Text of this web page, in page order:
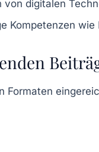
von digitalen
Kompetenzen
Formaten